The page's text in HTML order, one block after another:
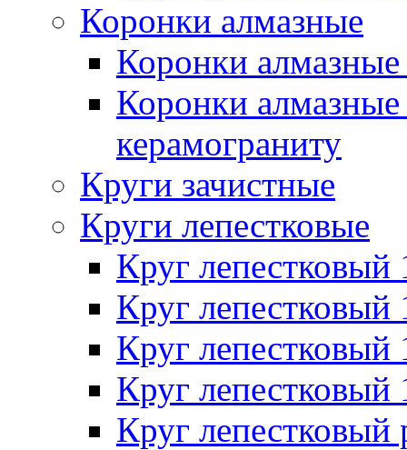
Коронки алмазные
Коронки
Коронки
керамограниту
Круги зачистные
Круги лепестковые
Круг
Круг
Круг
Круг
Круг лепестковый